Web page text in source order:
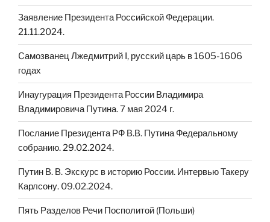
Заявление Президента Российской Федерации.
21.11.2024.
Cамозванец Лжедмитрий I, русский царь в 1605-1606
годах
Инаугурация Президента России Владимира
Владимировича Путина. 7 мая 2024 г.
Послание Президента РФ В.В. Путина Федеральному
собранию. 29.02.2024.
Путин В. В. Экскурс в историю России. Интервью Такеру
Карлсону. 09.02.2024.
Пять Разделов Речи Посполитой (Польши)